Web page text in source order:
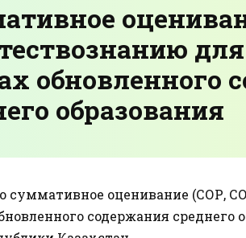
обновленного
образования
суммативное оценивание (СОР,
содержания среднего